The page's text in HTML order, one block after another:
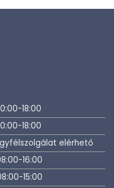
18:00
18:00
elérhető
16:00
15:00